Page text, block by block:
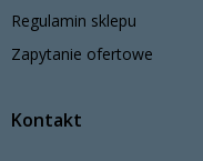
Regulamin sklepu
Zapytanie ofertowe
Kontakt